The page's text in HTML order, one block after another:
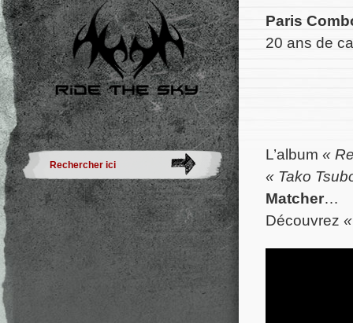
Paris
20 ans de
L’album «
« Tako
Matcher…
Découvrez